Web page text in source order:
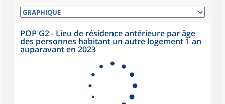
POP G2 - Lieu de résidence antérieure par âge
des personnes habitant un autre logement 1 an
auparavant en 2023